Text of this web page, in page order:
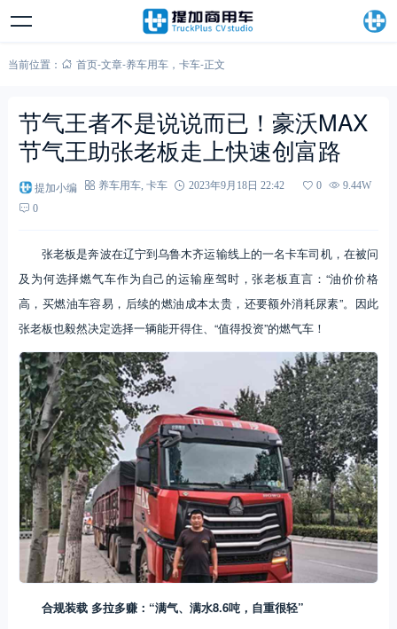
当前位置： 首页-文章-养车用车， 卡车-正文
节气王者不是说说而已！豪沃MAX
节气王助张老板走上快速创富路
提加小编 养车用车, 卡车 2023年9月18日 22:42 0
9.44W
0
张老板是奔波在辽宁到乌鲁木齐运输线上的一名卡车司机，在被问
及为何选择燃气车作为自己的运输座驾时，张老板直言：“油价价格
高，买燃油车容易，后续的燃油成本太贵，还要额外消耗尿素”。因此
张老板也毅然决定选择一辆能开得住、“值得投资”的燃气车！
合规装载 多拉多赚：“满气、满水8.6吨，自重很轻”